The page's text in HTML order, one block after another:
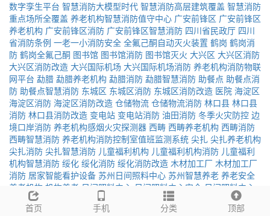
数字孪生平台 智慧消防大模型时代 智慧消防高层建筑覆盖 智慧消防
重点场所全覆盖 养老机构智慧消防值守中心 广安前锋区 广安前锋区
养老机构 广安前锋区消防 广安前锋区智慧消防 四川省民政厅 四川
省消防条例 一老一小消防安全 全氟己酮自动灭火装置 鹤岗 鹤岗消
防 鹤岗全氟己酮 图书馆 图书馆消防 图书馆灭火 大兴区 大兴区消防
大兴区消防改造 大兴国际机场 大兴国际机场消防 养老机构消防物联
网平台 勐腊 勐腊养老机构 勐腊消防 勐腊智慧消防 助餐点 助餐点消
防 助餐点智慧消防 东城区 东城区消防 东城区消防改造 医院 海淀区
海淀区消防 海淀区消防改造 仓储物流 仓储物流消防 林口县 林口县
消防 林口县消防改造 变电站 变电站消防 油田消防 冬季火灾防控 边
境口岸消防 养老机构感烟火灾探测器 西畴 西畴养老机构 西畴消防
西畴智慧消防 养老机构消防控制室值班监测系统 尖扎 尖扎养老机构
尖扎消防 尖扎智慧消防 儿童福利机构 儿童福利机构消防 儿童福利
机构智慧消防 绥化 绥化消防 绥化消防改造 木材加工厂 木材加工厂
消防 居家智能看护设备 苏州日间照料中心 苏州智慧养老 养老安全
养老机构 机构养老 日间照料中心 日间照料中心安全 日间照料中心
智能看护 一键呼救 智慧养老平台 安消一体化 外贸供货 养老集
企业采购 紧急呼叫 养老服务驿站 秒级响应
首页 手机 分类 顶部